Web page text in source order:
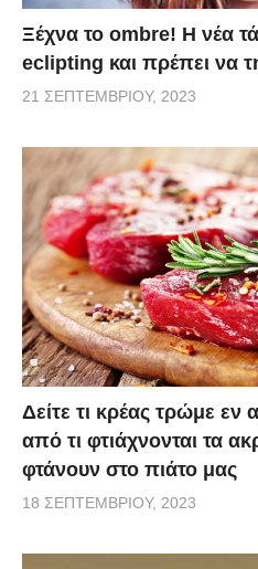
Ξέχνα το ombre! Η νέα
eclipting και πρέπει να
21 ΣΕΠΤΕΜΒΡΊΟΥ, 2023
Δείτε τι κρέας τρώμε εν
από τι φτιάχνονται τα
φτάνουν στο πιάτο μας
18 ΣΕΠΤΕΜΒΡΊΟΥ, 2023